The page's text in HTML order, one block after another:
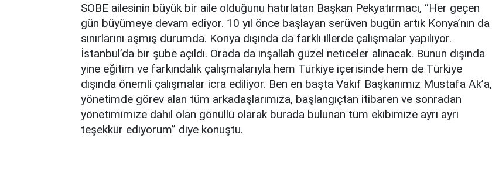
SOBE ailesinin büyük bir aile olduğunu hatırlatan Başkan Pekyatırmacı, “Her geçen
gün büyümeye devam ediyor. 10 yıl önce başlayan serüven bugün artık Konya’nın da
sınırlarını aşmış durumda. Konya dışında da farklı illerde çalışmalar yapılıyor.
İstanbul’da bir şube açıldı. Orada da inşallah güzel neticeler alınacak. Bunun dışında
yine eğitim ve farkındalık çalışmalarıyla hem Türkiye içerisinde hem de Türkiye
dışında önemli çalışmalar icra ediliyor. Ben en başta Vakıf Başkanımız Mustafa Ak’a,
yönetimde görev alan tüm arkadaşlarımıza, başlangıçtan itibaren ve sonradan
yönetimimize dahil olan gönüllü olarak burada bulunan tüm ekibimize ayrı ayrı
teşekkür ediyorum” diye konuştu.